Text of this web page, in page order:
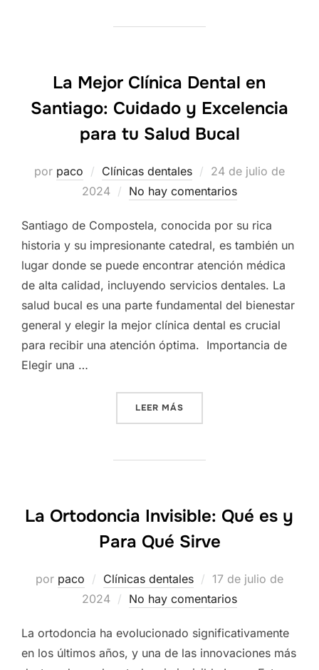
La Mejor Clínica Dental en
Santiago: Cuidado y Excelencia
para tu Salud Bucal
por paco Clínicas dentales
Publicado
el
24 de julio de
2024
No hay comentarios
Santiago de Compostela, conocida por su rica
historia y su impresionante catedral, es también un
lugar donde se puede encontrar atención médica
de alta calidad, incluyendo servicios dentales. La
salud bucal es una parte fundamental del bienestar
general y elegir la mejor clínica dental es crucial
para recibir una atención óptima. Importancia de
Elegir una …
LEER MÁS
La Ortodoncia Invisible: Qué es y
Para Qué Sirve
por paco Clínicas dentales
Publicado
el
17 de julio de
2024
No hay comentarios
La ortodoncia ha evolucionado significativamente
en los últimos años, y una de las innovaciones más